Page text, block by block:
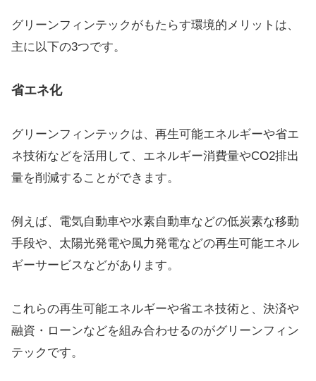
グリーンフィンテックがもたらす環境的メリットは、
主に以下の3つです。
省エネ化
グリーンフィンテックは、再生可能エネルギーや省エ
ネ技術などを活用して、エネルギー消費量やCO2排出
量を削減することができます。
例えば、電気自動車や水素自動車などの低炭素な移動
手段や、太陽光発電や風力発電などの再生可能エネル
ギーサービスなどがあります。
これらの再生可能エネルギーや省エネ技術と、決済や
融資・ローンなどを組み合わせるのがグリーンフィン
テックです。